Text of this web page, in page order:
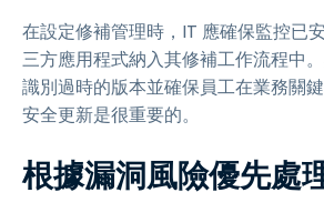
在設定修補管理時，IT 應確保監控已
三方應用程式納入其修補工作流程中
識別過時的版本並確保員工在業務關
安全更新是很重要的。
根據漏洞風險優先處